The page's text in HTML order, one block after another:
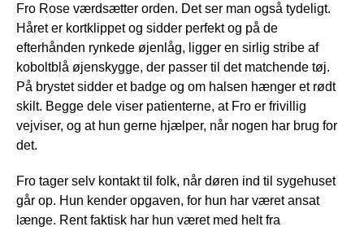
Fro Rose værdsætter orden. Det ser man også tydeligt.
Håret er kortklippet og sidder perfekt og på de
efterhånden rynkede øjenlåg, ligger en sirlig stribe af
koboltblå øjenskygge, der passer til det matchende tøj.
På brystet sidder et badge og om halsen hænger et rødt
skilt. Begge dele viser patienterne, at Fro er frivillig
vejviser, og at hun gerne hjælper, når nogen har brug for
det.
Fro tager selv kontakt til folk, når døren ind til sygehuset
går op. Hun kender opgaven, for hun har været ansat
længe. Rent faktisk har hun været med helt fra